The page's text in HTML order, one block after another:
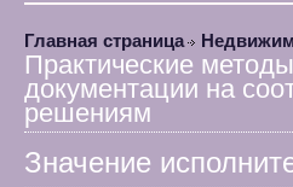
Главная страница
Практические
документации на
решениям
Значение